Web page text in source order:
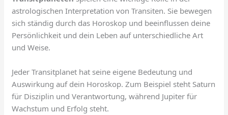
astrologischen Interpretation von Transiten. Sie bewegen
sich ständig durch das Horoskop und beeinflussen deine
Persönlichkeit und dein Leben auf unterschiedliche Art
und Weise.
Jeder Transitplanet hat seine eigene Bedeutung und
Auswirkung auf dein Horoskop. Zum Beispiel steht Saturn
für Disziplin und Verantwortung, während Jupiter für
Wachstum und Erfolg steht.